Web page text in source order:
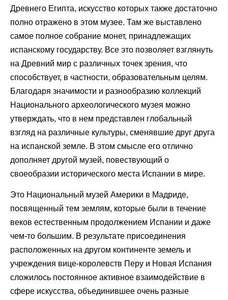
Древнего Египта, искусство которых также достаточно
полно отражено в этом музее. Там же выставлено
самое полное собрание монет, принадлежащих
испанскому государству. Все это позволяет взглянуть
на Древний мир с различных точек зрения, что
способствует, в частности, образовательным целям.
Благодаря значимости и разнообразию коллекций
Национального археологического музея можно
утверждать, что в нем представлен глобальный
взгляд на различные культуры, сменявшие друг друга
на испанской земле. В этом смысле его отлично
дополняет другой музей, повествующий о
своеобразии исторического места Испании в мире.
Это Национальный музей Америки в Мадриде,
посвященный тем землям, которые были в течение
веков естественным продолжением Испании и даже
чем-то большим. В результате присоединения
расположенных на другом континенте земель и
учреждения вице-королевств Перу и Новая Испания
сложилось постоянное активное взаимодействие в
сфере искусства, объединившее очень разные